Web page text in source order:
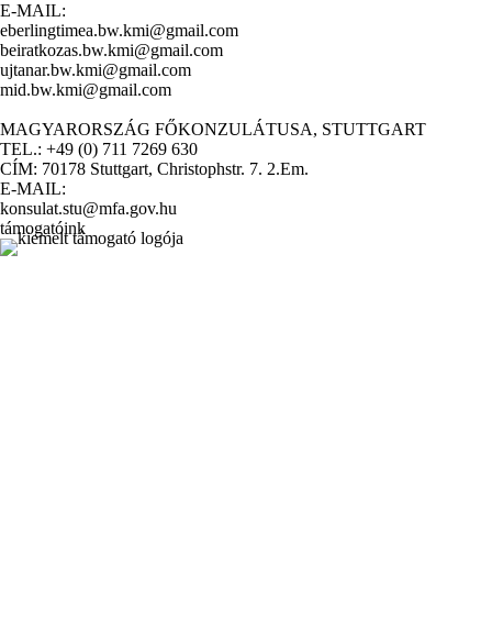
E-MAIL:
eberlingtimea.bw.kmi@gmail.com
beiratkozas.bw.kmi@gmail.com
ujtanar.bw.kmi@gmail.com
mid.bw.kmi@gmail.com
MAGYARORSZÁG FŐKONZULÁTUSA, STUTTGART
TEL.: +49 (0) 711 7269 630
CÍM: 70178 Stuttgart, Christophstr. 7. 2.Em.
E-MAIL:
konsulat.stu@mfa.gov.hu
támogatóink